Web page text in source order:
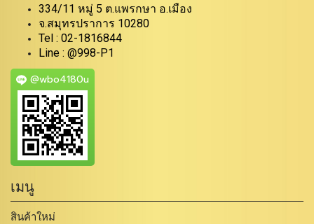
334/11 หมู่ 5 ต.แพรกษา อ.เมือง
จ.สมุทรปราการ 10280
Tel : 02-1816844
Line : @998-P1
@wbo4180u
เมนู
สินค้าใหม่